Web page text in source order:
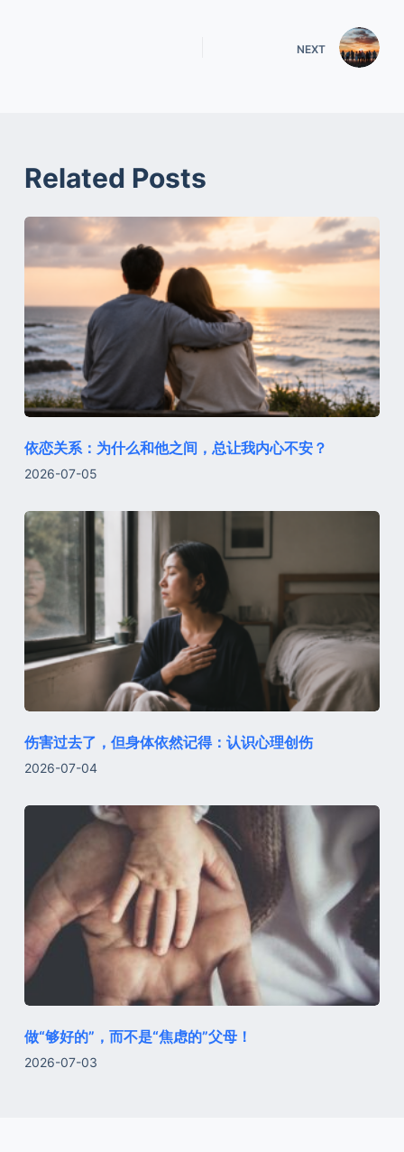
NEXT
Related Posts
依恋关系：为什么和他之间，总让我内心不安？
2026-07-05
伤害过去了，但身体依然记得：认识心理创伤
2026-07-04
做“够好的”，而不是“焦虑的”父母！
2026-07-03